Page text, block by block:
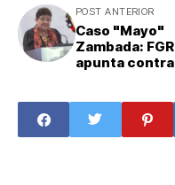
POST ANTERIOR
Caso "Mayo"
Zambada: FGR
apunta contra
participara en
secuestro